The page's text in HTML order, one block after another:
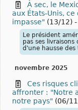
À sec, le
aux États-Unis,
impasse" (13/12) -
Le président
pas ses
d'une hausse des
novembre 2025
Ces risques
affronter : "Notre
notre pays" (06/